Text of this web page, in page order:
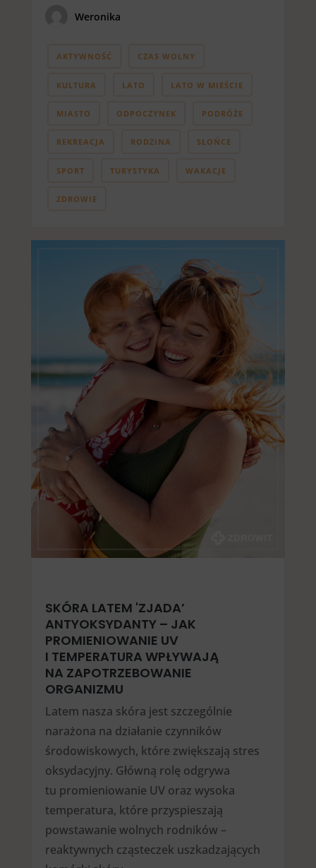
Weronika
AKTYWNOŚĆ CZAS WOLNY
KULTURA LATO LATO W MIEŚCIE
MIASTO ODPOCZYNEK PODRÓŻE
REKREACJA RODZINA SŁOŃCE
SPORT TURYSTYKA WAKACJE
ZDROWIE
SKÓRA LATEM 'ZJADA’
ANTYOKSYDANTY – JAK
PROMIENIOWANIE UV
I TEMPERATURA WPŁYWAJĄ
NA ZAPOTRZEBOWANIE
ORGANIZMU
Latem nasza skóra jest szczególnie
narażona na działanie czynników
środowiskowych, które zwiększają stres
oksydacyjny. Główną rolę odgrywa
tu promieniowanie UV oraz wysoka
temperatura, które przyspieszają
powstawanie wolnych rodników –
reaktywnych cząsteczek uszkadzających